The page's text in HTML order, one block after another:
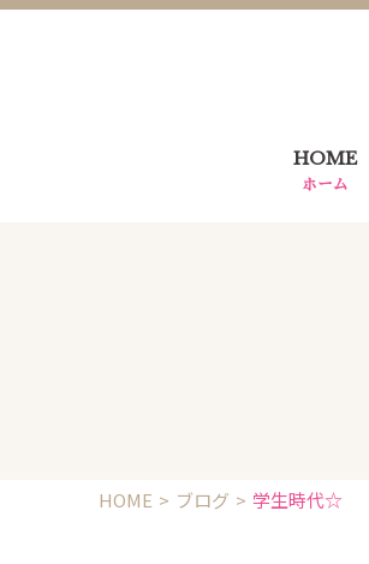
HOME
ホーム
HOME ブログ 学生時代☆